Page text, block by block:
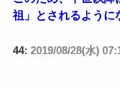
祖」とされるように
44: 2019/08/28(水)